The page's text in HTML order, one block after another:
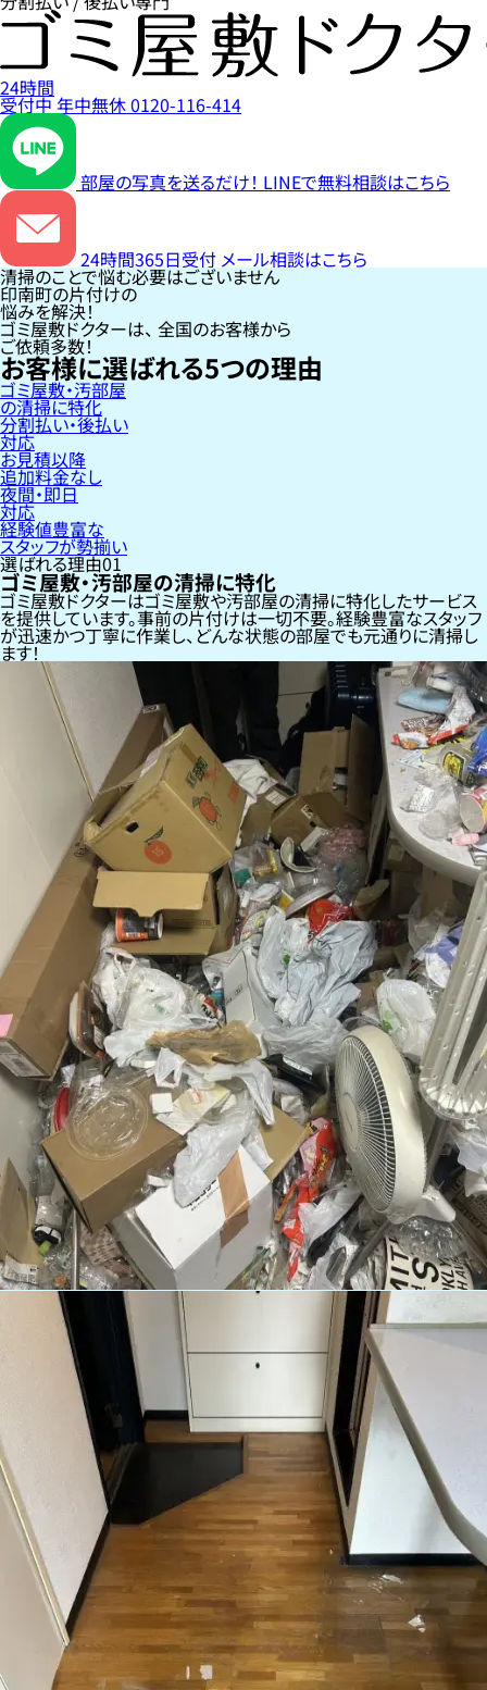
24時間
受付中年中無休0120-116-414
部屋の写真を送るだけ！ LINEで無料相談はこちら
24時間365日受付 メール相談はこちら
清掃のことで悩む必要はございません
印南町の片付けの
悩みを解決！
ゴミ屋敷ドクターは、 全国のお客様から
ご依頼多数！
お客様に選ばれる5つの理由
ゴミ屋敷・汚部屋
の清掃に特化
分割払い・後払い
対応
お見積以降
追加料金なし
夜間・即日
対応
経験値豊富な
スタッフが勢揃い
選ばれる理由01
ゴミ屋敷・汚部屋の清掃に特化
ゴミ屋敷ドクターはゴミ屋敷や汚部屋の清掃に特化したサービス
を提供しています。事前の片付けは一切不要。経験豊富なスタッフ
が迅速かつ丁寧に作業し、どんな状態の部屋でも元通りに清掃し
ます！